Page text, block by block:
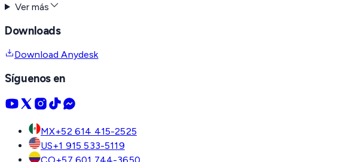
Ver más
Downloads
Download Anydesk
Síguenos en
MX+52 614 415-2525
US+1 915 533-5119
CO+57 601 744-3650